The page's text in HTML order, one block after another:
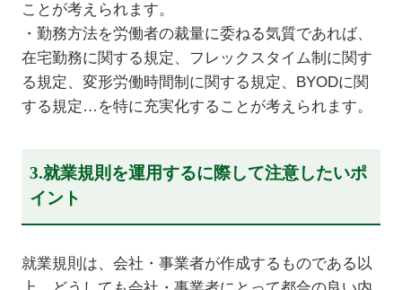
ことが考えられます。
・勤務方法を労働者の裁量に委ねる気質であれば、
在宅勤務に関する規定、フレックスタイム制に関す
る規定、変形労働時間制に関する規定、BYODに関
する規定…を特に充実化することが考えられます。
3.就業規則を運用するに際して注意したいポ
イント
就業規則は、会社・事業者が作成するものである以